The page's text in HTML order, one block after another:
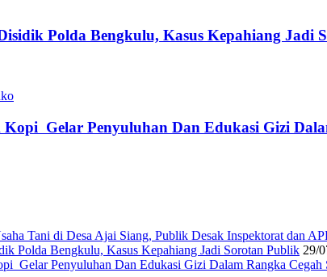
Polda Bengkulu, Kasus Kepahiang Jadi
Kopi Gelar Penyuluhan Dan Edukasi Gizi
Tani di Desa Ajai Siang, Publik Desak Inspektorat dan
Polda Bengkulu, Kasus Kepahiang Jadi Sorotan Publik 29/
Gelar Penyuluhan Dan Edukasi Gizi Dalam Rangka